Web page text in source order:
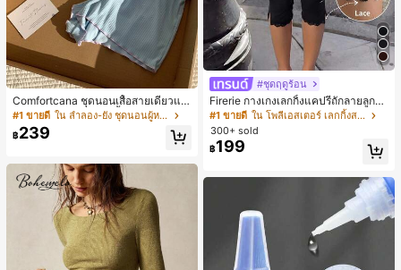
Comfortcana ชุดนอนเสื้อสายเดี่ยวแต่
งระบายและกางเกงขาสั้นสำหรับผู้หญิง
#1 ขายดี ใน ลำลอง-ยัง ชุดนอนผู้หญิง
฿239
#ชุดฤดูร้อน
Firerie กางเกงเลกกิ้งแคปรีถักลายลูกไม้
สีดำหรูหราสำหรับผู้หญิง อเนกประสงค์
สำหรับกีฬา แฟชั่น ชายหาด เทศกาลด
นตรี ฤดูร้อนแบบสบายๆ
#1 ขายดี
ใน โพลีเอสเตอร์ เลกกิ้งสตรี
300+ sold
฿199